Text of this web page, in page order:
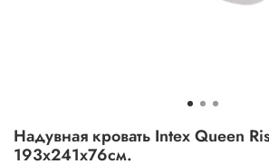
Надувная кровать Intex Queen
193x241x76см.